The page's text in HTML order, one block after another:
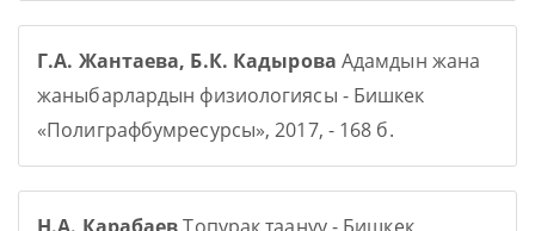
Г.А. Жантаева, Б.К. Кадырова Адамдын жана
жаныбарлардын физиологиясы - Бишкек
«Полиграфбумресурсы», 2017, - 168 б.